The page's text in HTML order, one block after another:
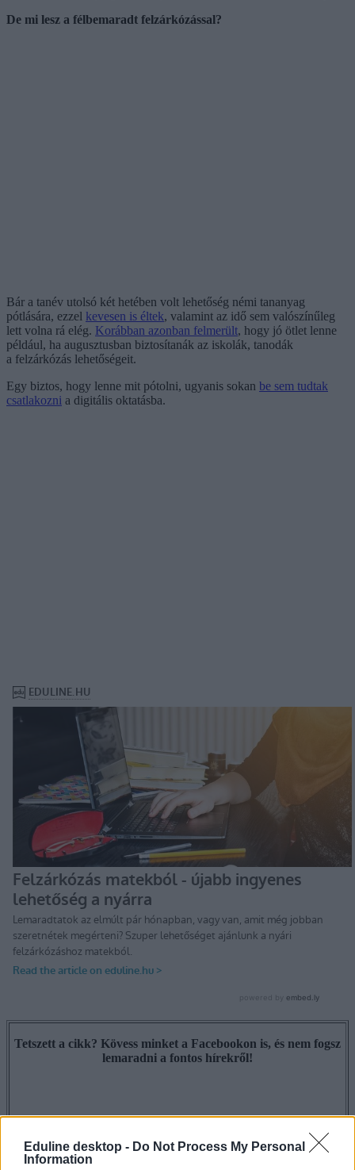
Eduline desktop - Do Not Process My Personal
Information
De mi lesz a félbemaradt felzárkózással?
Bár a tanév utolsó két hetében volt lehetőség némi tananyag
pótlására, ezzel kevesen is éltek, valamint az idő sem valószínűleg
lett volna rá elég. Korábban azonban felmerült, hogy jó ötlet lenne
például, ha augusztusban biztosítanák az iskolák, tanodák
a felzárkózás lehetőségeit.
Egy biztos, hogy lenne mit pótolni, ugyanis sokan be sem tudtak
csatlakozni a digitális oktatásba.
Tetszett a cikk? Kövess minket a Facebookon is, és nem fogsz
lemaradni a fontos hírekről!